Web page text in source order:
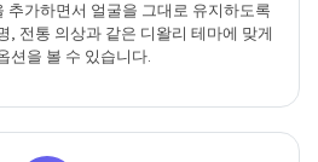
추가하면서 얼굴을 그대로 유지하도록
, 전통 의상과 같은 디왈리 테마에 맞게
션을 볼 수 있습니다.